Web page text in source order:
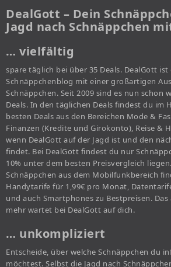
DealGott – Dein
Jagd nach Schnäppchen
… vielfältig
spare täglich bei über 35 Deals. DealGott ist
Schnäppchenblog mit einer großartigen
Schnäppchen. Seit 2009 sind es nun schon
Deals. In den täglichen Deals findest du im
besten Deals aus den Bereichen Mode &
Finanzen (Kredite und Girokonto), Reise &
wenn DealGott auf der Jagd ist und den
findet. Bei DealGott findest du nur
10% unter dem besten Preisvergleich
Schnäppchen aus dem Mobilfunkbereich
Handytarife für 1,99€ pro Monat,
und auch Smartphones zu Bestpreisen.
mehr wartet bei DealGott auf dich.
… unkompliziert
Entscheide, über welche Schnäppchen du
möchtest. Selbst die Jagd nach